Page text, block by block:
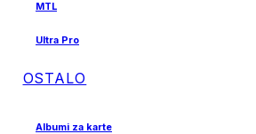
MTL
Ultra Pro
OSTALO
Albumi za karte